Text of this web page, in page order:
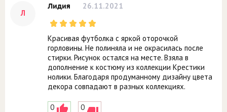
Л
Лидия 26.11.2021
Красивая футболка с яркой оторочкой
горловины. Не полиняла и не окрасилась после
стирки. Рисунок остался на месте. Взяла в
дополнение к костюму из коллекции Крестики
нолики. Благодаря продуманному дизайну цвета
декора совпадают в разных коллекциях.
0 0